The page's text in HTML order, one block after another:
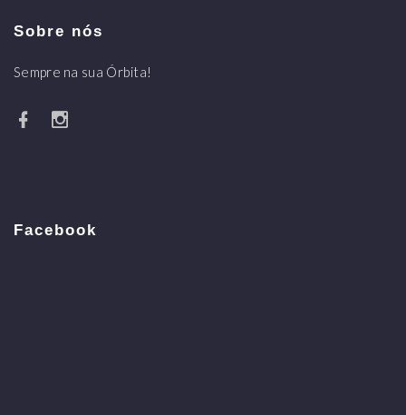
Sobre nós
Sempre na sua Órbita!
Facebook